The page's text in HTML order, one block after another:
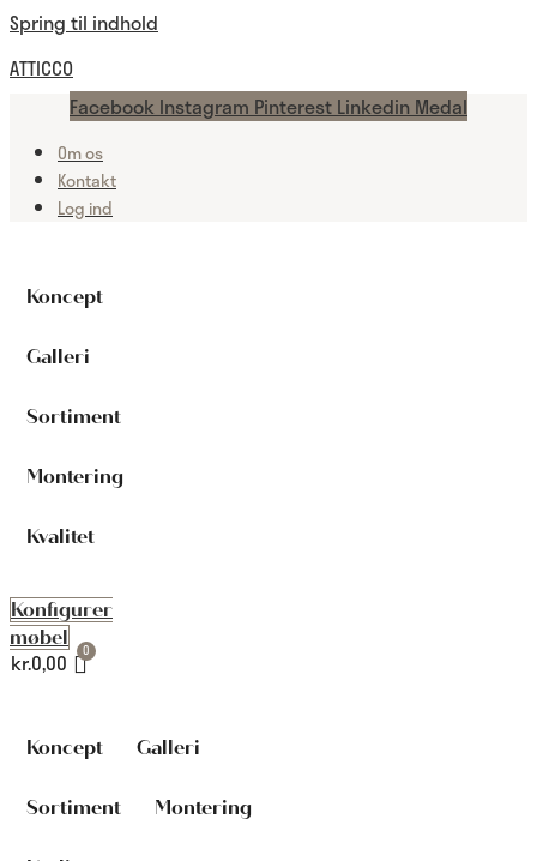
Spring til indhold
ATTICCO
Facebook Instagram Pinterest Linkedin Medal
Om os
Kontakt
Log ind
Koncept
Galleri
Sortiment
Montering
Kvalitet
Konfigurer
møbel
kr.0,00
Koncept Galleri
Sortiment Montering